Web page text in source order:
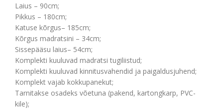
Laius – 90cm;
Pikkus – 180cm;
Katuse kõrgus– 185cm;
Kõrgus madratsini – 34cm;
Sissepääsu laius– 54cm;
Komplekti kuuluvad madratsi tugiliistud;
Komplekti kuuluvad kinnitusvahendid ja paigaldusjuhend;
Komplekt vajab kokkupanekut;
Tarnitakse osadeks võetuna (pakend, kartongkarp, PVC-
kile);